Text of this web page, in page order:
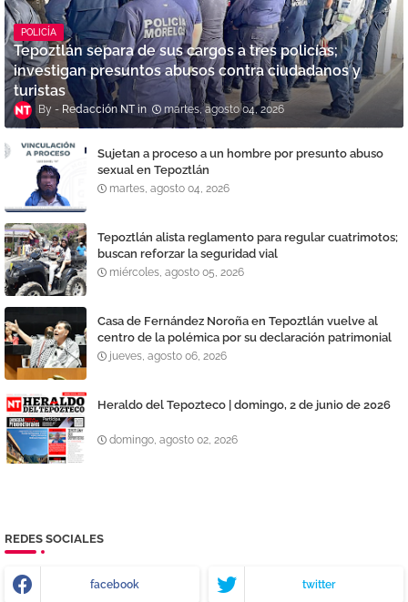
POLICÍA
Tepoztlán separa de sus cargos a tres policías;
investigan presuntos abusos contra ciudadanos y
turistas
Redacción NT martes, agosto 04, 2026
Sujetan a proceso a un hombre por presunto abuso
sexual en Tepoztlán
martes, agosto 04, 2026
Tepoztlán alista reglamento para regular cuatrimotos;
buscan reforzar la seguridad vial
miércoles, agosto 05, 2026
Casa de Fernández Noroña en Tepoztlán vuelve al
centro de la polémica por su declaración patrimonial
jueves, agosto 06, 2026
Heraldo del Tepozteco | domingo, 2 de junio de 2026
domingo, agosto 02, 2026
REDES SOCIALES
facebook twitter